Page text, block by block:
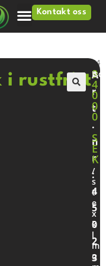
Kontakt oss
liters tank i rustfritt stål 304
i rustfrittA
r
t
.
n
r
:
4
5
0
2
3
9
4
0
0
0
S
E
K
/
s
t
e
x
k
l
m
o